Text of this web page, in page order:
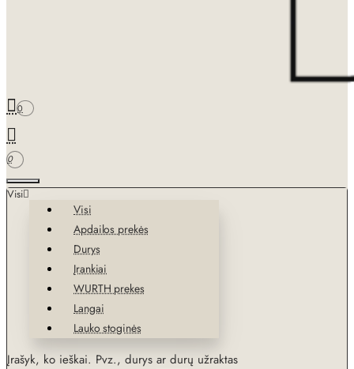
0
0
Visi
Visi
Apdailos prekės
Durys
Įrankiai
WURTH prekes
Langai
Lauko stoginės
Įrašyk, ko ieškai. Pvz., durys ar durų užraktas